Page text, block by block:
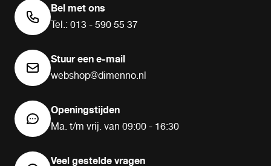
Bel met ons
Tel.: 013 - 590 55 37
Stuur een e-mail
webshop@dimenno.nl
Openingstijden
Ma. t/m vrij. van 09:00 - 16:30
Veel gestelde vragen